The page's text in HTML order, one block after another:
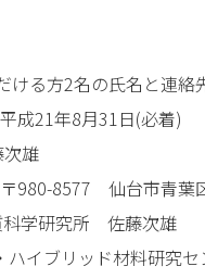
ける方2名の氏名と連絡
成21年8月31日(必着)
次雄
980-8577 仙台市青葉
科学研究所 佐藤次雄
ハイブリッド材料研究